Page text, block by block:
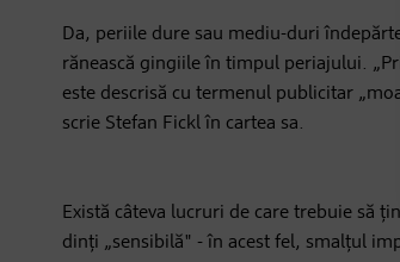
Da, periile dure sau mediu-duri
rănească gingiile în timpul periajului.
este descrisă cu termenul publicitar
scrie Stefan Fickl în cartea sa.
Există câteva lucruri de care trebuie să
dinți „sensibilă" - în acest fel, smalțul